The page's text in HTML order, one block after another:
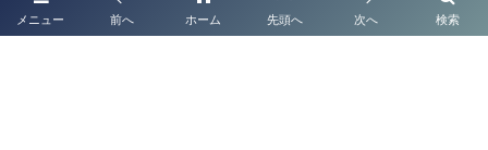
太陽光発電システムの名義変更手続き完全ガイド
メニュー 検索
前へ ホーム 先頭へ 次へ